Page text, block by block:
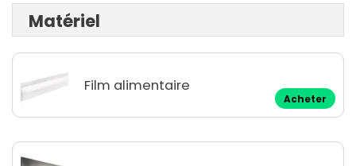
Matériel
Film alimentaire
Acheter